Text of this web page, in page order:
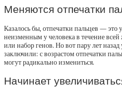
Меняются отпечатки
Казалось бы, отпечатки пальцев — это
неизменным у человека в течение
или набор генов. Но вот пару лет
заключили: с возрастом отпечатки
могут радикально измениться.
Начинает